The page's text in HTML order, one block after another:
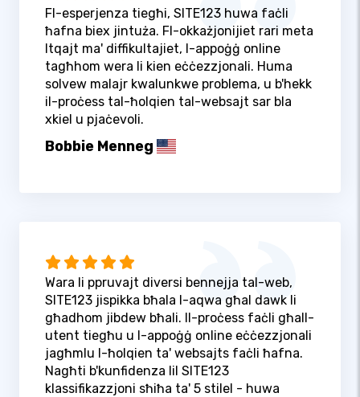
Fl-esperjenza tiegħi, SITE123 huwa faċli
ħafna biex jintuża. Fl-okkażjonijiet rari meta
ltqajt ma' diffikultajiet, l-appoġġ online
tagħhom wera li kien eċċezzjonali. Huma
solvew malajr kwalunkwe problema, u b'hekk
il-proċess tal-ħolqien tal-websajt sar bla
xkiel u pjaċevoli.
Bobbie Menneg
Wara li ppruvajt diversi bennejja tal-web,
SITE123 jispikka bħala l-aqwa għal dawk li
għadhom jibdew bħali. Il-proċess faċli għall-
utent tiegħu u l-appoġġ online eċċezzjonali
jagħmlu l-ħolqien ta' websajts faċli ħafna.
Nagħti b'kunfidenza lil SITE123
klassifikazzjoni sħiħa ta' 5 stilel - huwa